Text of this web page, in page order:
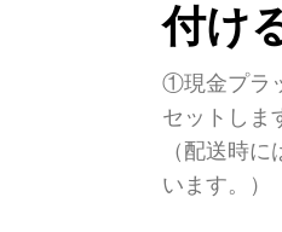
付け
①現金プラ
セットしま
（配送時
います。）